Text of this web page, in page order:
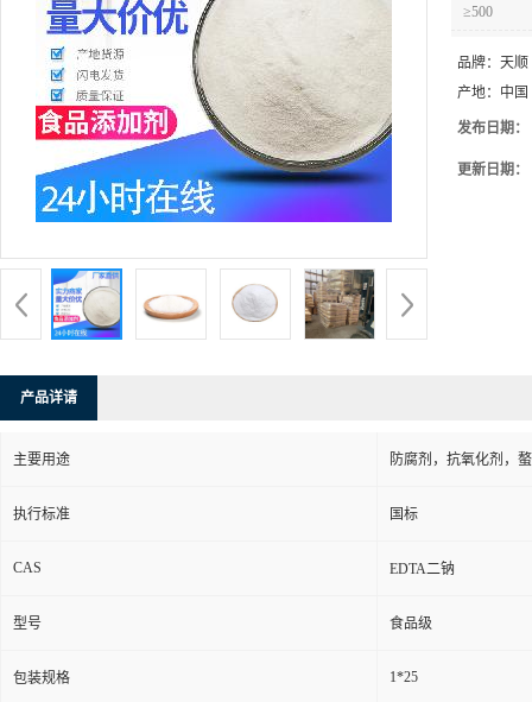
≥500
品牌： 天顺
产地： 中
发布日期：
更新日期：
产品详请
主要用途 防腐剂，抗氧化剂，
执行标准 国标
CAS EDTA二钠
型号 食品级
包装规格 1*25